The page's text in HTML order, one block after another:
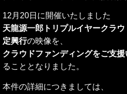
12月20日に開催いたしました
天龍源一郎トリプルイヤークラ
定興行の映像を、
クラウドファンディングをご支
ることとなりました。
本件の詳細につきましては、